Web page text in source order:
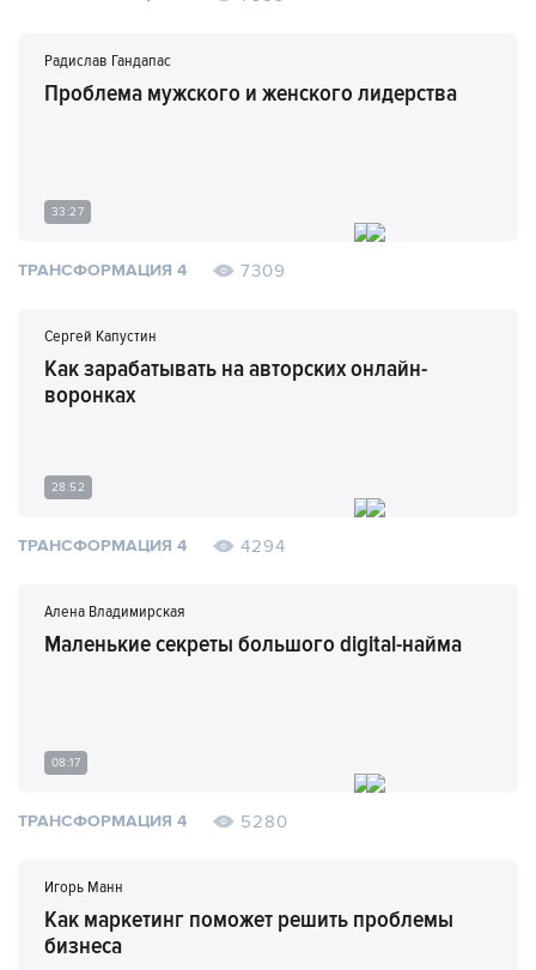
Радислав Гандапас
Проблема мужского и женского лидерства
33:27
ТРАНСФОРМАЦИЯ 4 7309
Сергей Капустин
Как зарабатывать на авторских онлайн-
воронках
28:52
ТРАНСФОРМАЦИЯ 4 4294
Алена Владимирская
Маленькие секреты большого digital-найма
08:17
ТРАНСФОРМАЦИЯ 4 5280
Игорь Манн
Как маркетинг поможет решить проблемы
бизнеса